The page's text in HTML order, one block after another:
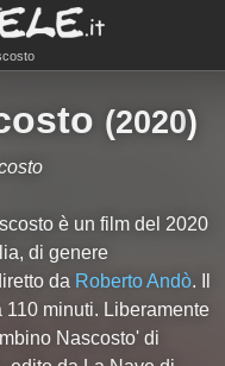
(2020)
è un film del 2020
di genere
da Roberto Andò. Il
110 minuti. Liberamente
Nascosto' di